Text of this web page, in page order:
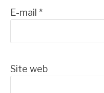
E-mail *
Site web